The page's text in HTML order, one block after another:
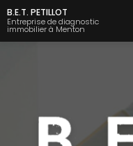
Aller
au
contenu
principal
B.E.T. PETILLOT
Entreprise de diagnostic
immobilier à Menton